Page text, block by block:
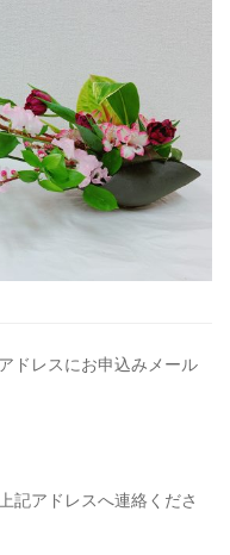
ドレスにお申込みメール
記アドレスへ連絡くださ